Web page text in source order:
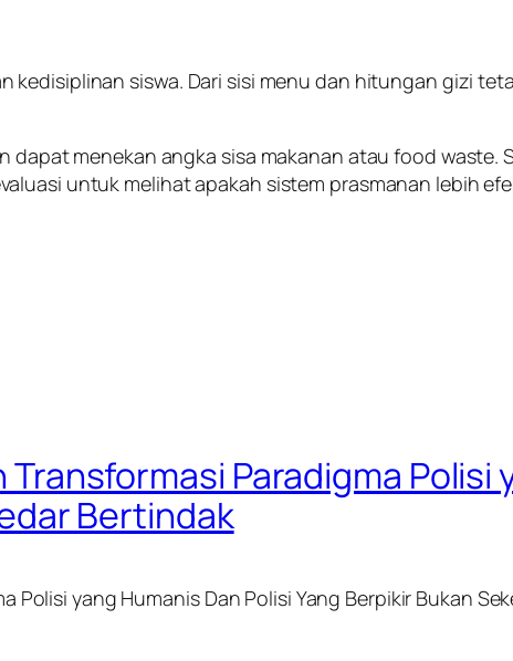
kedisiplinan siswa. Dari sisi menu dan hitungan gizi
menekan angka sisa makanan atau food waste.
untuk melihat apakah sistem prasmanan lebih
Paradigma Polisi
Bertindak
Polisi yang Humanis Dan Polisi Yang Berpikir Bukan